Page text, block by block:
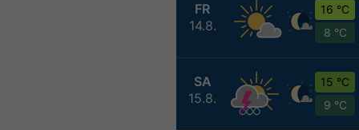
FR
14.8.
16 °C
8 °C
SA
15.8.
15 °C
9 °C